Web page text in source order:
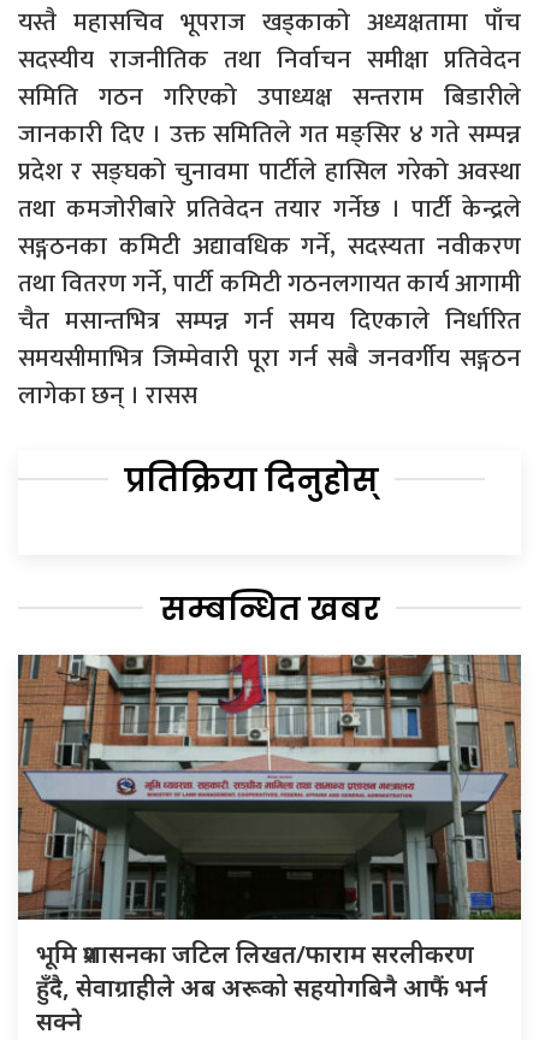
यस्तै महासचिव भूपराज खड्काको अध्यक्षतामा पाँच
सदस्यीय राजनीतिक तथा निर्वाचन समीक्षा प्रतिवेदन
समिति गठन गरिएको उपाध्यक्ष सन्तराम बिडारीले
जानकारी दिए । उक्त समितिले गत मङ्सिर ४ गते सम्पन्न
प्रदेश र सङ्घको चुनावमा पार्टीले हासिल गरेको अवस्था
तथा कमजोरीबारे प्रतिवेदन तयार गर्नेछ । पार्टी केन्द्रले
सङ्गठनका कमिटी अद्यावधिक गर्ने, सदस्यता नवीकरण
तथा वितरण गर्ने, पार्टी कमिटी गठनलगायत कार्य आगामी
चैत मसान्तभित्र सम्पन्न गर्न समय दिएकाले निर्धारित
समयसीमाभित्र जिम्मेवारी पूरा गर्न सबै जनवर्गीय सङ्गठन
लागेका छन् । रासस
प्रतिक्रिया दिनुहोस्
सम्बन्धित खबर
भूमि प्रशासनका जटिल लिखत/फाराम सरलीकरण
हुँदै, सेवाग्राहीले अब अरूको सहयोगबिनै आफैं भर्न
सक्ने